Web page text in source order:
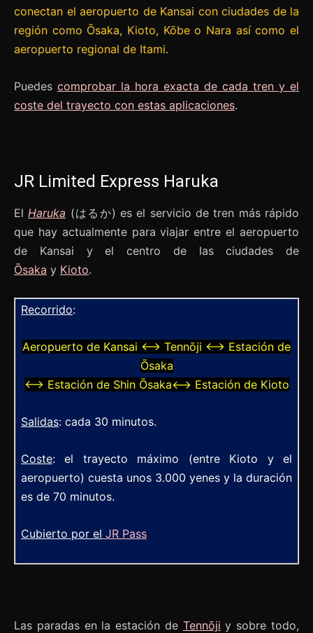
conectan el aeropuerto de Kansai con ciudades de la
región como Ōsaka, Kioto, Kōbe o Nara así como el
aeropuerto regional de Itami.
Puedes comprobar la hora exacta de cada tren y el
coste del trayecto con estas aplicaciones.
JR Limited Express Haruka
El Haruka (はるか) es el servicio de tren más rápido
que hay actualmente para viajar entre el aeropuerto
de Kansai y el centro de las ciudades de
Ōsaka y Kioto.
Recorrido:
Aeropuerto de Kansai ⟷ Tennōji ⟷ Estación de
Ōsaka
⟷ Estación de Shin Ōsaka⟷ Estación de Kioto
Salidas: cada 30 minutos.
Coste: el trayecto máximo (entre Kioto y el
aeropuerto) cuesta unos 3.000 yenes y la duración
es de 70 minutos.
Cubierto por el JR Pass
Las paradas en la estación de Tennōji y sobre todo,